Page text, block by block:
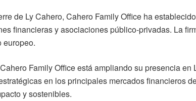
de Ly Cahero, Cahero Family Office ha
financieras y asociaciones público-privadas. La
europeo.
Family Office está ampliando su presencia
en los principales mercados financieros
y sostenibles.